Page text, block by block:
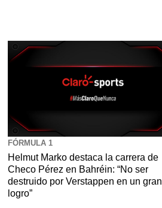
FÓRMULA 1
Helmut Marko destaca la carrera de
Checo Pérez en Bahréin: “No ser
destruido por Verstappen en un gran
logro”